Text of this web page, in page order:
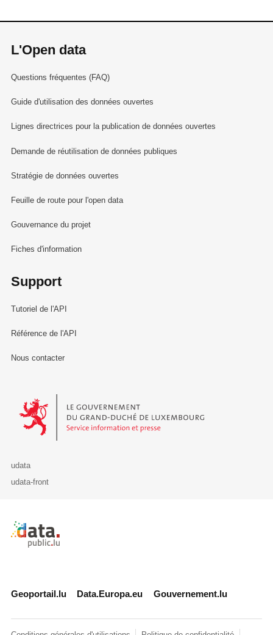
L'Open data
Questions fréquentes (FAQ)
Guide d'utilisation des données ouvertes
Lignes directrices pour la publication de données ouvertes
Demande de réutilisation de données publiques
Stratégie de données ouvertes
Feuille de route pour l'open data
Gouvernance du projet
Fiches d'information
Support
Tutoriel de l'API
Référence de l'API
Nous contacter
Le Gouvernement du Grand-Duché de Luxembourg - Service
udata
udata-front
Retour à l'accueil de data.public.lu
Geoportail.lu Data.Europa.eu Gouvernement.lu